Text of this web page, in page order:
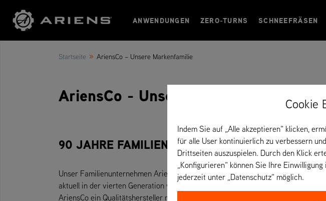
ANWENDUNGEN ZERO-TURNS SCHNEEFRÄSEN
Startseite » AriensCo – Unsere Markenfamilie
AriensCo - Unsere Markenfamilie
90 JAHRE FAMILIENUNTERNEHMEN
Unser Familienunternehmen AriensCo mit über 1.800 Mitarbeitern hat seinen
aktuell in der vierten Generation von Dan Ariens geführt, und die fünfte
AriensCo ein Qualitätshersteller mit langer Tradition und vereint seine
Cookie
Indem Sie auf „Alle akzeptieren“ klicken,
für alle User kontinuierlich zu verbessern
Drittseiten auszuspielen. Durch den Klick
„Konfigurieren“ können Sie Ihre
jederzeit unter „Datenschutz“ möglich.